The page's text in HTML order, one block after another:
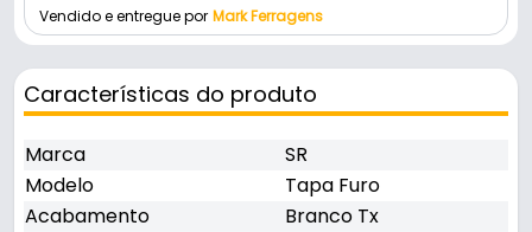
Vendido e entregue por Mark Ferragens
Características do produto
Marca
SR
Modelo
Tapa Furo
Acabamento
Branco Tx